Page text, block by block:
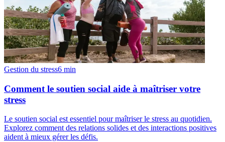
Gestion du stress6 min
Comment le soutien social aide à maîtriser votre
stress
Le soutien social est essentiel pour maîtriser le stress au quotidien.
Explorez comment des relations solides et des interactions positives
aident à mieux gérer les défis.